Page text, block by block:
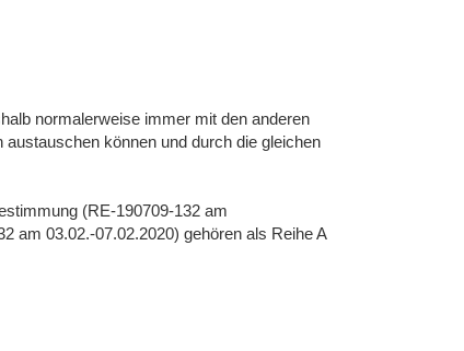
normalerweise immer mit den anderen
können und durch die gleichen
(RE-190709-132 am
am 03.02.-07.02.2020) gehören als Reihe A